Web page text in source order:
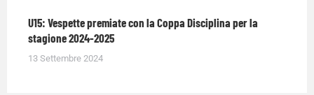
U15: Vespette premiate con la Coppa Disciplina per la
stagione 2024-2025
13 Settembre 2024